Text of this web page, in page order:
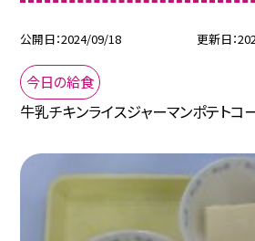
公開日 2024/09/18 更新日
今日の給食
牛乳チキンライスジャーマンポテトコ